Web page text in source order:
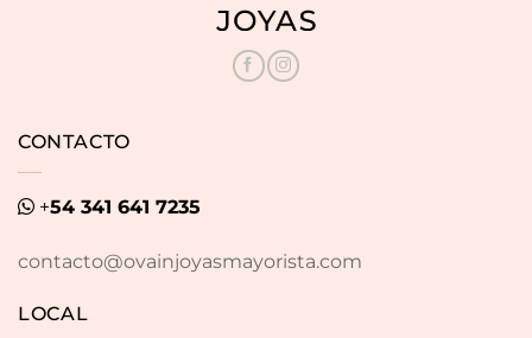
LOCAL
CONTACTO
+54 341 641 7235
contacto@ovainjoyasmayorista.com